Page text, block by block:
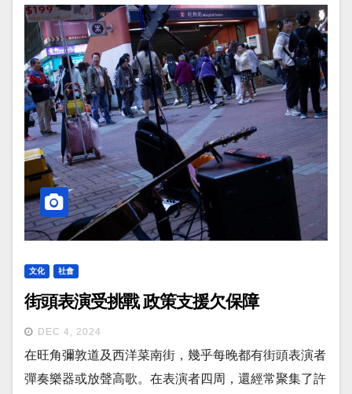
文化 社會
街頭表演受挑戰 政策支援欠保障
DEC 4, 2024
在旺角彌敦道及西洋菜南街，幾乎每晚都有街頭表演者
彈奏樂器或放聲高歌。在表演者四周，還經常聚集了許